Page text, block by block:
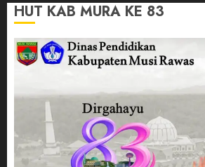
HUT KAB MURA KE 83